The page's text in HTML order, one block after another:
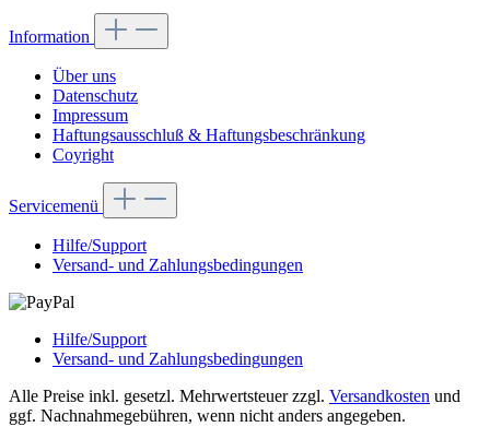
Information
Über uns
Datenschutz
Impressum
Haftungsausschluß & Haftungsbeschränkung
Coyright
Servicemenü
Hilfe/Support
Versand- und Zahlungsbedingungen
Hilfe/Support
Versand- und Zahlungsbedingungen
Alle Preise inkl. gesetzl. Mehrwertsteuer zzgl. Versandkosten und
ggf. Nachnahmegebühren, wenn nicht anders angegeben.